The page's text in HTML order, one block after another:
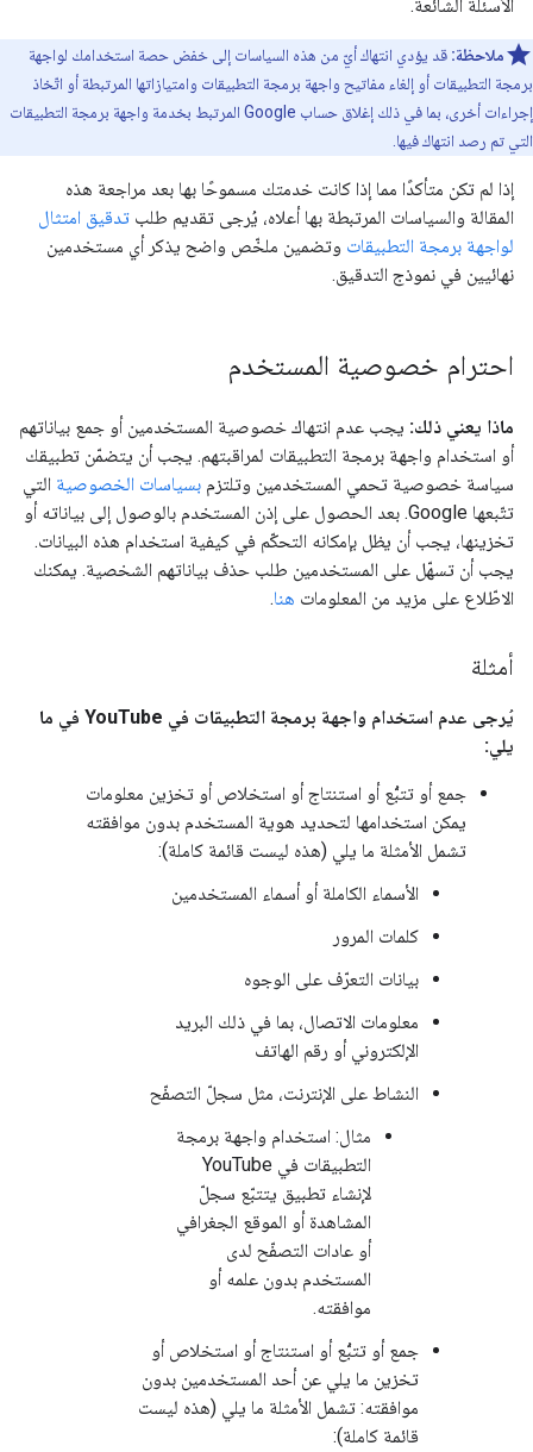
الأسئلة الشائعة.
ملاحظة: قد يؤدي انتهاك أيّ من هذه السياسات إلى خفض حصة استخدامك لواجهة
برمجة التطبيقات أو إلغاء مفاتيح واجهة برمجة التطبيقات وامتيازاتها المرتبطة أو اتّخاذ
إجراءات أخرى، بما في ذلك إغلاق حساب Google المرتبط بخدمة واجهة برمجة التطبيقات
التي تم رصد انتهاك فيها.
إذا لم تكن متأكدًا مما إذا كانت خدمتك مسموحًا بها بعد مراجعة هذه
المقالة والسياسات المرتبطة بها أعلاه، يُرجى تقديم طلب تدقيق امتثال
لواجهة برمجة التطبيقات وتضمين ملخّص واضح يذكر أي مستخدمين
نهائيين في نموذج التدقيق.
احترام خصوصية المستخدم
ماذا يعني ذلك: يجب عدم انتهاك خصوصية المستخدمين أو جمع بياناتهم
أو استخدام واجهة برمجة التطبيقات لمراقبتهم. يجب أن يتضمّن تطبيقك
سياسة خصوصية تحمي المستخدمين وتلتزم بسياسات الخصوصية التي
تتّبعها Google. بعد الحصول على إذن المستخدم بالوصول إلى بياناته أو
تخزينها، يجب أن يظل بإمكانه التحكّم في كيفية استخدام هذه البيانات.
يجب أن تسهّل على المستخدمين طلب حذف بياناتهم الشخصية. يمكنك
الاطّلاع على مزيد من المعلومات هنا.
أمثلة
يُرجى عدم استخدام واجهة برمجة التطبيقات في YouTube في ما
يلي:
جمع أو تتبُّع أو استنتاج أو استخلاص أو تخزين معلومات
يمكن استخدامها لتحديد هوية المستخدم بدون موافقته
تشمل الأمثلة ما يلي (هذه ليست قائمة كاملة):
الأسماء الكاملة أو أسماء المستخدمين
كلمات المرور
بيانات التعرّف على الوجوه
معلومات الاتصال، بما في ذلك البريد
الإلكتروني أو رقم الهاتف
النشاط على الإنترنت، مثل سجلّ التصفّح
مثال: استخدام واجهة برمجة
التطبيقات في YouTube
لإنشاء تطبيق يتتبّع سجلّ
المشاهدة أو الموقع الجغرافي
أو عادات التصفّح لدى
المستخدم بدون علمه أو
موافقته.
جمع أو تتبُّع أو استنتاج أو استخلاص أو
تخزين ما يلي عن أحد المستخدمين بدون
موافقته: تشمل الأمثلة ما يلي (هذه ليست
قائمة كاملة):